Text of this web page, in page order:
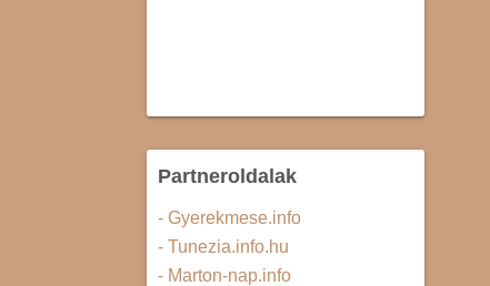
Partneroldalak
- Gyerekmese.info
- Tunezia.info.hu
- Marton-nap.info